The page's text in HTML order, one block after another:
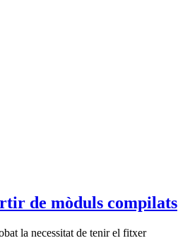
de mòduls compilats
la necessitat de tenir el fitxer